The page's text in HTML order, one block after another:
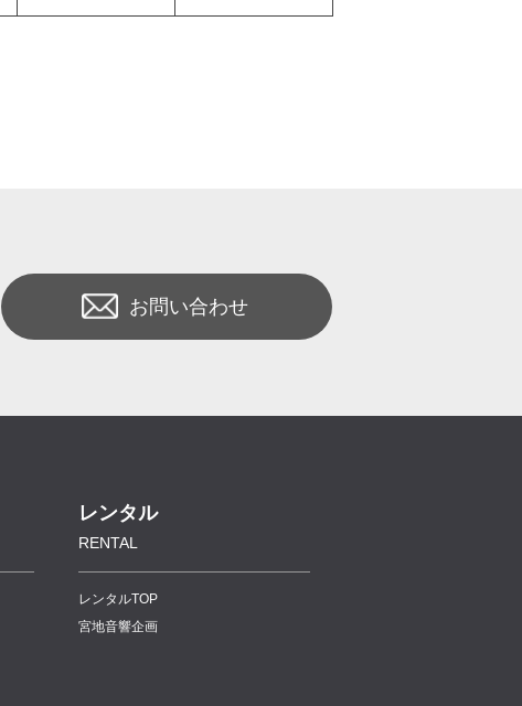
お問い合わせ
レンタル
RENTAL
レンタルTOP
宮地音響企画